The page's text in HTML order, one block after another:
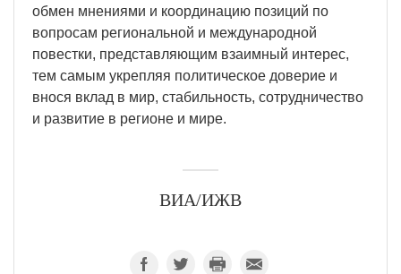
обмен мнениями и координацию позиций по
вопросам региональной и международной
повестки, представляющим взаимный интерес,
тем самым укрепляя политическое доверие и
внося вклад в мир, стабильность, сотрудничество
и развитие в регионе и мире.
ВИА/ИЖВ